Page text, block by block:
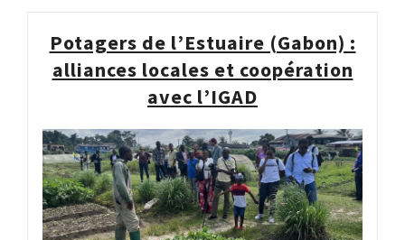
Potagers de l’Estuaire (Gabon) :
alliances locales et coopération
avec l’IGAD